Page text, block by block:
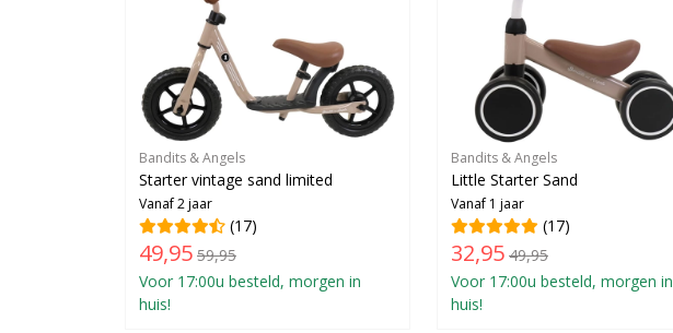
Bandits & Angels
Starter vintage sand limited
Vanaf 2 jaar
(17)
49,95 59,95
Voor 17:00u besteld, morgen in
huis!
Bandits & Angels
Little Starter Sand
Vanaf 1 jaar
(17)
32,95 49,95
Voor 17:00u besteld, morgen in
huis!